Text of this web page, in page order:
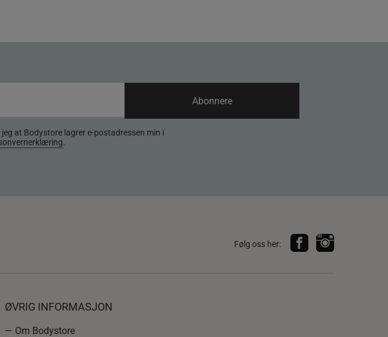
at Bodystore lagrer e-postadressen min i
.
Abonnere
Følg oss her:
ØVRIG INFORMASJON
— Om Bodystore